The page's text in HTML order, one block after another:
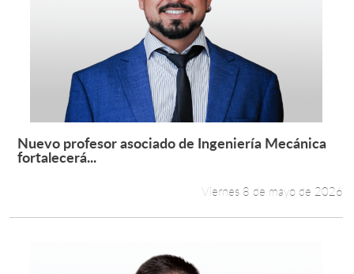
Formación Continua
Estudiantes
Académicos
Leer más +
Nuevo profesor asociado de Ingeniería Mecánica
fortalecerá...
Viernes 8 de mayo de 2026